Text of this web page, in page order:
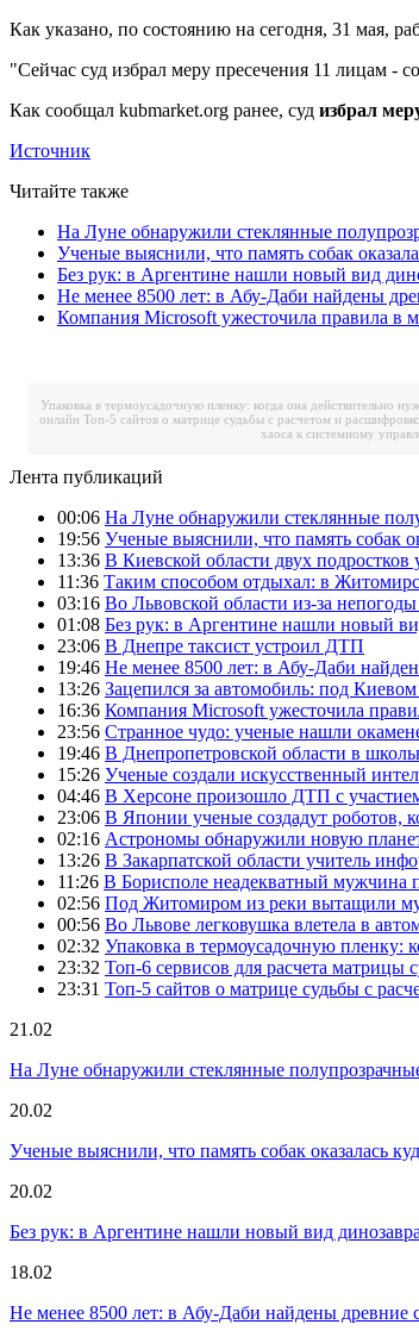
Как указано, по состоянию на сегодня, 31 мая,
"Сейчас суд избрал меру пресечения 11 лицам -
Как сообщал kubmarket.org ранее, суд избрал
Источник
Читайте также
На Луне обнаружили стеклянные
Ученые выяснили, что память собак
Без рук: в Аргентине нашли новый вид
Не менее 8500 лет: в Абу-Даби найдены
Компания Microsoft ужесточила правила в
Упаковка в термоусадочную пленку: когда она действительно
онлайн Топ-5 сайтов о матрице судьбы с расчетом и
хаоса к системному
Лента публикаций
00:06 На Луне обнаружили стеклянные
19:56 Ученые выяснили, что память собак
13:36 В Киевской области двух подростков
11:36 Таким способом отдыхал: в
03:16 Во Львовской области из-за
01:08 Без рук: в Аргентине нашли новый
23:06 В Днепре таксист устроил ДТП
19:46 Не менее 8500 лет: в Абу-Даби
13:26 Зацепился за автомобиль: под
16:36 Компания Microsoft ужесточила
23:56 Странное чудо: ученые нашли
19:46 В Днепропетровской области в
15:26 Ученые создали искусственный
04:46 В Херсоне произошло ДТП с
23:06 В Японии ученые создадут роботов,
02:16 Астрономы обнаружили новую
13:26 В Закарпатской области учитель
11:26 В Борисполе неадекватный мужчина
02:56 Под Житомиром из реки вытащили
00:56 Во Львове легковушка влетела в
02:32 Упаковка в термоусадочную пленку:
23:32 Топ-6 сервисов для расчета матрицы
23:31 Топ-5 сайтов о матрице судьбы с
21.02
На Луне обнаружили стеклянные
20.02
Ученые выяснили, что память собак оказалась
20.02
Без рук: в Аргентине нашли новый вид динозавра
18.02
Не менее 8500 лет: в Абу-Даби найдены древние